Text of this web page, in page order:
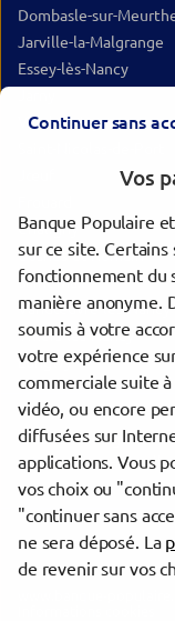
Dombasle-sur-
Jarville-la-Malgrange
Essey-lès-Nancy
Val de Briey
Chaligny
Cosnes-et-Romain
Saint-Max
Vandœuvre-lès-Nancy
Villers-lès-Nancy
Longwy
Trouver une agence
Meurthe-et-Moselle
Continuer sans
Vos
Banque Populaire
sur ce site.
fonctionnement du
manière anonyme.
soumis à votre
votre expérience
commerciale suite
vidéo, ou encore
diffusées sur
applications. Vous
vos choix ou
"continuer sans
ne sera déposé. La
de revenir sur vos